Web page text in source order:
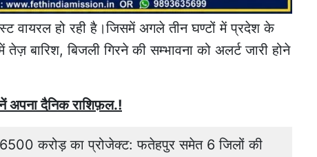
वायरल हो रही है।जिसमें अगले तीन घण्टों में प्रदेश के
बारिश, बिजली गिरने की सम्भावना को अलर्ट जारी होने
अपना दैनिक राशिफ़ल.!
करोड़ का प्रोजेक्ट: फतेहपुर समेत 6 जिलों की